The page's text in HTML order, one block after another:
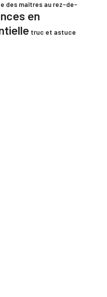
des maîtres au rez-de-
en
truc et astuce